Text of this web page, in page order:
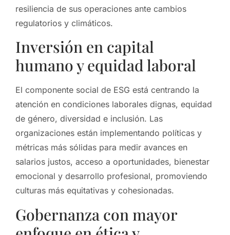
resiliencia de sus operaciones ante cambios
regulatorios y climáticos.
Inversión en capital
humano y equidad laboral
El componente social de ESG está centrando la
atención en condiciones laborales dignas, equidad
de género, diversidad e inclusión. Las
organizaciones están implementando políticas y
métricas más sólidas para medir avances en
salarios justos, acceso a oportunidades, bienestar
emocional y desarrollo profesional, promoviendo
culturas más equitativas y cohesionadas.
Gobernanza con mayor